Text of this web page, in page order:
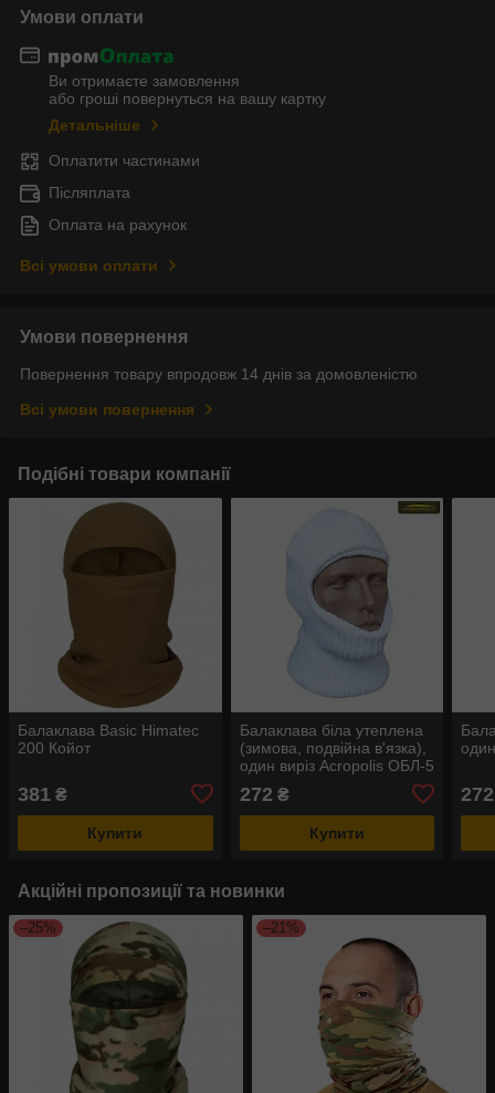
Умови оплати
Ви отримаєте замовлення
або гроші повернуться на вашу картку
Детальніше
Оплатити частинами
Післяплата
Оплата на рахунок
Всі умови оплати
Умови повернення
Повернення товару впродовж 14 днів за домовленістю
Всі умови повернення
Подібні товари компанії
Балаклава Basic Himatec
200 Койот
381 ₴
Купити
Балаклава біла утеплена
(зимова, подвійна в'язка),
один виріз Acropolis ОБЛ-5
272 ₴
Купити
272
Акційні пропозиції та новинки
–25% –21%